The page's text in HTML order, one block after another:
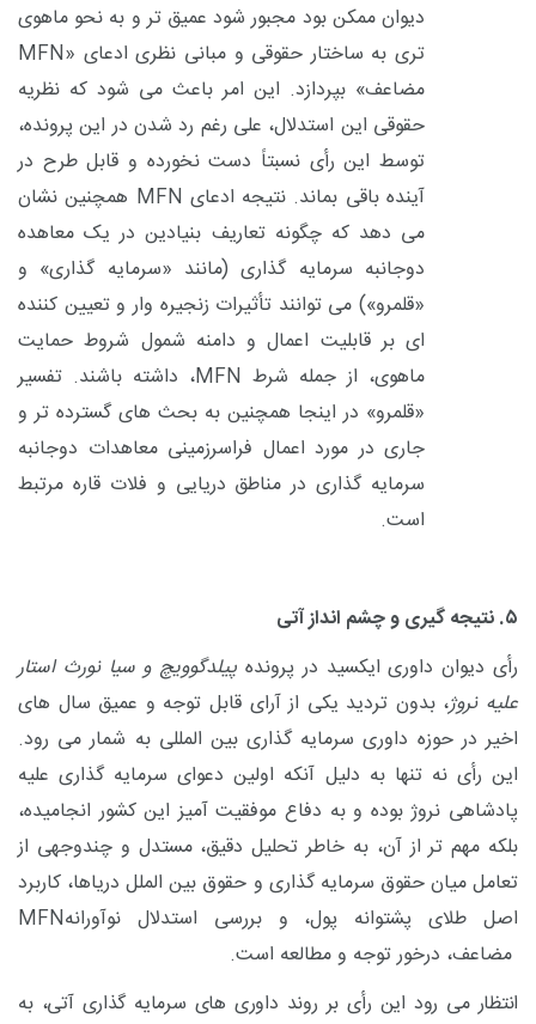
دیوان ممکن بود مجبور شود عمیق تر و به نحو ماهوی
تری به ساختار حقوقی و مبانی نظری ادعای «MFN
مضاعف» بپردازد. این امر باعث می شود که نظریه
حقوقی این استدلال، علی رغم رد شدن در این پرونده،
توسط این رأی نسبتاً دست نخورده و قابل طرح در
آینده باقی بماند. نتیجه ادعای MFN همچنین نشان
می دهد که چگونه تعاریف بنیادین در یک معاهده
دوجانبه سرمایه گذاری (مانند «سرمایه گذاری» و
«قلمرو») می توانند تأثیرات زنجیره وار و تعیین کننده
ای بر قابلیت اعمال و دامنه شمول شروط حمایت
ماهوی، از جمله شرط MFN، داشته باشند. تفسیر
«قلمرو» در اینجا همچنین به بحث های گسترده تر و
جاری در مورد اعمال فراسرزمینی معاهدات دوجانبه
سرمایه گذاری در مناطق دریایی و فلات قاره مرتبط
است.
۵.نتیجه گیری و چشم انداز آتی
رأی دیوان داوری ایکسید در پرونده پیلدگوویچ و سیا نورث استار
علیه نروژ، بدون تردید یکی از آرای قابل توجه و عمیق سال های
اخیر در حوزه داوری سرمایه گذاری بین المللی به شمار می رود.
این رأی نه تنها به دلیل آنکه اولین دعوای سرمایه گذاری علیه
پادشاهی نروژ بوده و به دفاع موفقیت آمیز این کشور انجامیده،
بلکه مهم تر از آن، به خاطر تحلیل دقیق، مستدل و چندوجهی از
تعامل میان حقوق سرمایه گذاری و حقوق بین الملل دریاها، کاربرد
اصل طلای پشتوانه پول، و بررسی استدلال نوآورانهMFN
مضاعف، درخور توجه و مطالعه است.
انتظار می رود این رأی بر روند داوری های سرمایه گذاری آتی، به